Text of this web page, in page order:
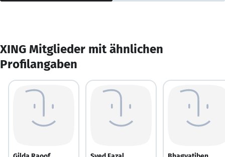
XING Mitglieder mit ähnlichen
Profilangaben